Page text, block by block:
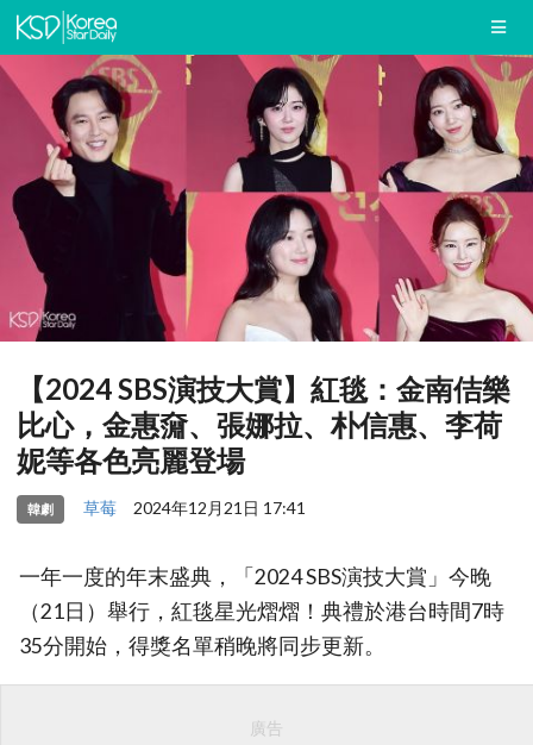
【2024 SBS演技大賞】紅毯：金南佶樂
比心，金惠奫、張娜拉、朴信惠、李荷
妮等各色亮麗登場
韓劇 草莓 2024年12月21日 17:41
一年一度的年末盛典，「2024 SBS演技大賞」今晚
（21日）舉行，紅毯星光熠熠！典禮於港台時間7時
35分開始，得獎名單稍晚將同步更新。
廣告